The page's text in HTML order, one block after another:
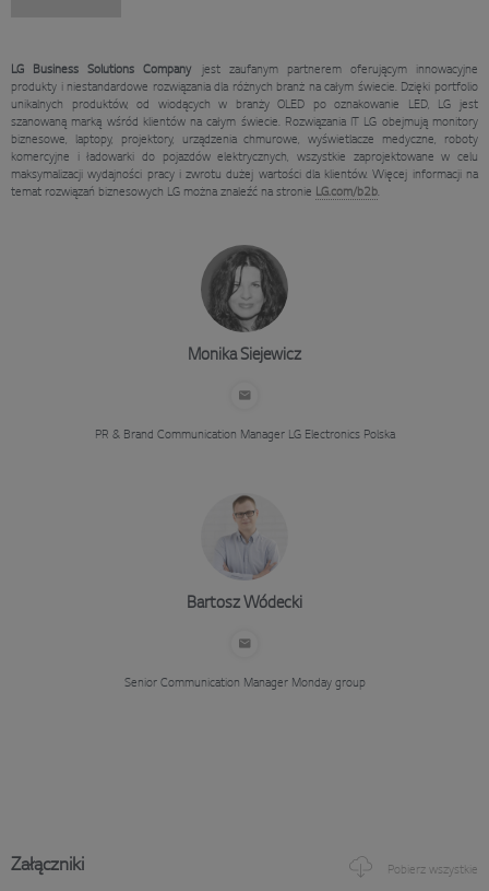
LG Business Solutions Company
jest zaufanym partnerem oferującym innowacyjne
produkty i niestandardowe rozwiązania dla różnych branż na całym świecie. Dzięki portfolio
unikalnych produktów, od wiodących w branży OLED po oznakowanie LED, LG jest
szanowaną marką wśród klientów na całym świecie. Rozwiązania IT LG obejmują monitory
biznesowe, laptopy, projektory, urządzenia chmurowe, wyświetlacze medyczne, roboty
komercyjne i ładowarki do pojazdów elektrycznych, wszystkie zaprojektowane w celu
maksymalizacji wydajności pracy i zwrotu dużej wartości dla klientów. Więcej informacji na
temat rozwiązań biznesowych LG można znaleźć na stronie LG.com/b2b.
Monika Siejewicz
PR & Brand Communication ManagerLG Electronics Polska
Bartosz Wódecki
Senior Communication ManagerMonday group
Załączniki Pobierz wszystkie